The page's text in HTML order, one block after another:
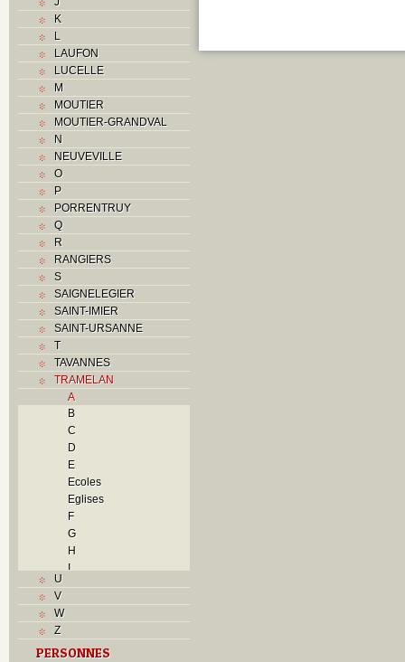
K
L
LAUFON
LUCELLE
M
MOUTIER
MOUTIER-GRANDVAL
N
NEUVEVILLE
O
P
PORRENTRUY
Q
R
RANGIERS
S
SAIGNELEGIER
SAINT-IMIER
SAINT-URSANNE
T
TAVANNES
TRAMELAN
A
B
C
D
E
Ecoles
Eglises
F
G
H
I
P
U
V
W
Z
PERSONNES